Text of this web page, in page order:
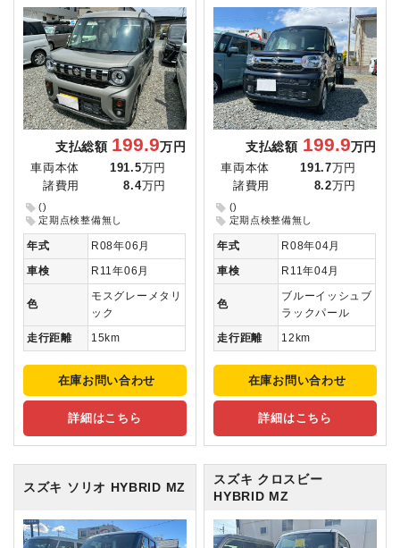
支払総額 199.9万円
車両本体 191.5万円
諸費用
8.4万円
()
定期点検整備無し
年式
R08年06月
車検
R11年06月
色
モスグレーメタリ
ック
走行距離
15km
在庫お問い合わせ
詳細はこちら
支払総額 199.9万円
車両本体 191.7万円
諸費用
8.2万円
()
定期点検整備無し
年式
R08年04月
車検
R11年04月
色
ブルーイッシュブ
ラックパール
走行距離
12km
在庫お問い合わせ
詳細はこちら
スズキ ソリオ HYBRID MZ
スズキ クロスビー
HYBRID MZ